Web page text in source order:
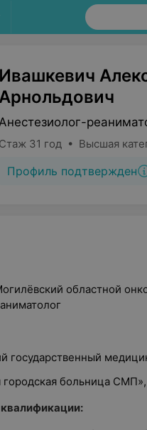
Ивашкевич
Арнольдович
Анестезиолог-
Стаж 31 год • Высшая
Профиль подтвержден
областной
государственный
больница СМП»,